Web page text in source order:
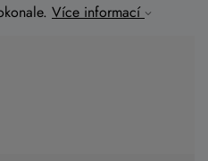
Více informací